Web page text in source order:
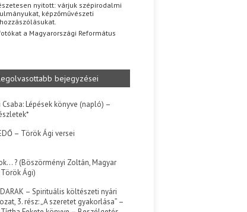
nyitott: várjuk szépirodalmi
képzőművészeti
a Magyarországi Református
bejegyzései
Csaba: Lépések könyve (napló) –
– Török Ági versei
? (Böszörményi Zoltán, Magyar
Ági)
– Spirituális költészeti nyári
3. rész: „A szeretet gyakorlása” –